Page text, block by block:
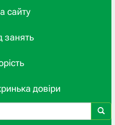
сайту
занять
довіри